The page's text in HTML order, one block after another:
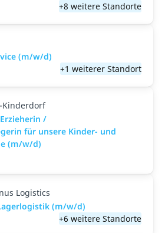
+8 weitere Standorte
(m/w/d)
+1 weiterer Standort
Kinderdorf
/
für unsere Kinder- und
(m/w/d)
Logistics
(m/w/d)
+6 weitere Standorte